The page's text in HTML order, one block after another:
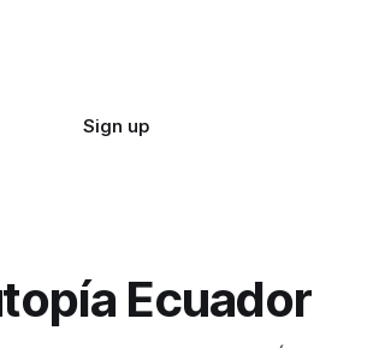
Sign up
Ecuador